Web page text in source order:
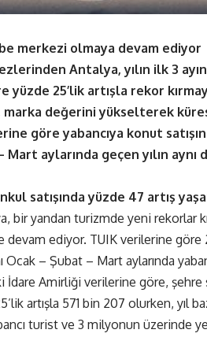
merkezi olmaya devam ediyor
Antalya, yılın ilk 3
yüzde 25’lik artışla rekor
değerini yükselterek
göre yabancıya konut
aylarında geçen yılın aynı
satışında yüzde 47 artış
bir yandan turizmde yeni rekorlar
devam ediyor. TUIK verilerine göre
Ocak – Şubat – Mart aylarında
İdare Amirliği verilerine göre,
artışla 571 bin 207 olurken, yıl
turist ve 3 milyonun üzerinde